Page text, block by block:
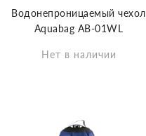
Водонепроницаемый чехол
Aquabag AB-01WL
Нет в наличии